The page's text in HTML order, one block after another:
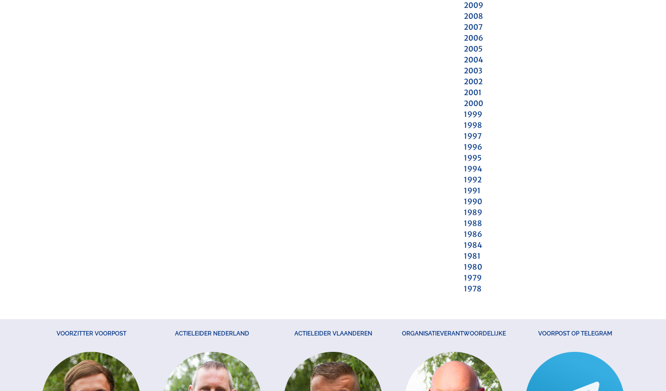
2009
2008
2007
2006
2005
2004
2003
2002
2001
2000
1999
1998
1997
1996
1995
1994
1992
1991
1990
1989
1988
1986
1984
1981
1980
1979
1978
VOORZITTER VOORPOST ACTIELEIDER NEDERLAND ACTIELEIDER VLAANDEREN ORGANISATIEVERANTWOORDELIJKE VOORPOST OP TELEGRAM